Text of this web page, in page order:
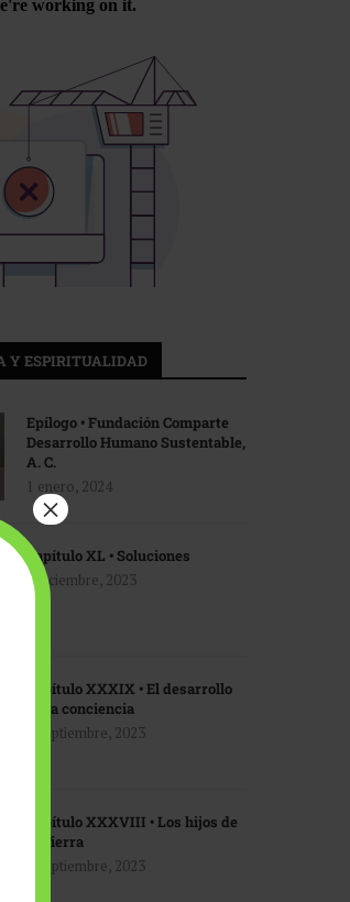
Y ESPIRITUALIDAD
Epílogo • Fundación Comparte
Desarrollo Humano Sustentable,
A. C.
1 enero, 2024
Capítulo XL • Soluciones
1 diciembre, 2023
Capítulo XXXIX • El desarrollo
de la conciencia
1 septiembre, 2023
Capítulo XXXVIII • Los hijos de
la Tierra
1 septiembre, 2023
×